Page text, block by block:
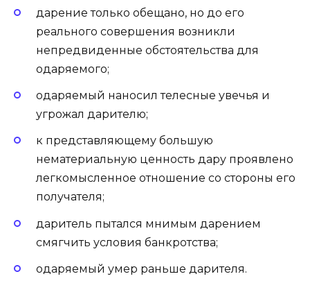
дарение только обещано, но до его
реального совершения возникли
непредвиденные обстоятельства для
одаряемого;
одаряемый наносил телесные увечья и
угрожал дарителю;
к представляющему большую
нематериальную ценность дару проявлено
легкомысленное отношение со стороны его
получателя;
даритель пытался мнимым дарением
смягчить условия банкротства;
одаряемый умер раньше дарителя.